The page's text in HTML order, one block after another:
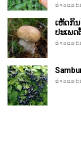
ຂ່າວແລ
ເຫັດກິ
ປະເພ
ຂ່າວແລ
ຂ່າວແລ